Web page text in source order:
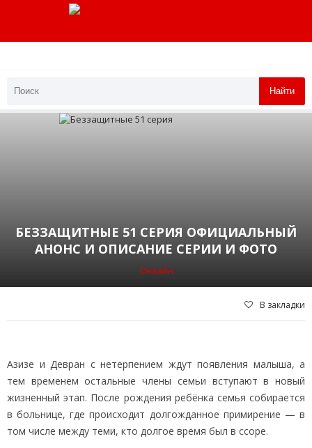
Найти
БЕЗЗАЩИТНЫЕ 51 СЕРИЯ ОФИЦИАЛЬНЫЙ
АНОНС И ОПИСАНИЕ СЕРИИ И ФОТО
Онлайн
В закладки
Азизе и Девран с нетерпением ждут появления малыша, а
тем временем остальные члены семьи вступают в новый
жизненный этап. После рождения ребёнка семья собирается
в больнице, где происходит долгожданное примирение — в
том числе между теми, кто долгое время был в ссоре.